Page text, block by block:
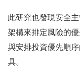
此研究也發現安全
架構來排定風險的
與安排投資優先順
具。